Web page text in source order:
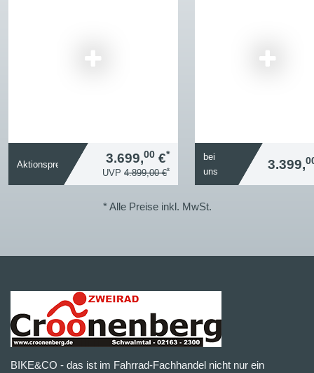
Aktionspreis 3.699,00 €*
UVP 4.899,00 €*
bei
uns
3.399,
* Alle Preise inkl. MwSt.
BIKE&CO - das ist im Fahrrad-Fachhandel nicht nur ein